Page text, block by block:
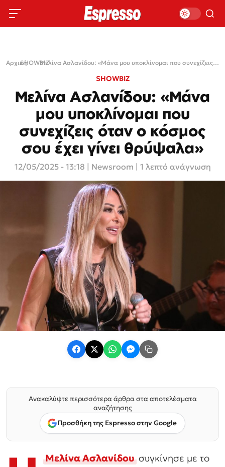
Αρχική›
SHOWBIZ› Μελίνα Ασλανίδου: «Μάνα μου υποκλίνομαι που συνεχίζεις όταν ο κόσμος σου έχει γίνει θρύψαλα»
SHOWBIZ
Μελίνα Ασλανίδου: «Μάνα
μου υποκλίνομαι που
συνεχίζεις όταν ο κόσμος
σου έχει γίνει θρύψαλα»
12/05/2025 - 13:18 Newsroom | 1 λεπτό ανάγνωση
Ανακαλύψτε περισσότερα άρθρα στα αποτελέσματα
αναζήτησης
Προσθήκη της Espresso στην Google
Μελίνα Ασλανίδουσυγκίνησε με το